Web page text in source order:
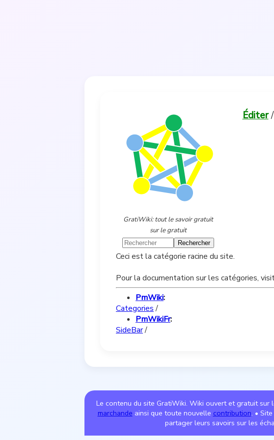
GratiWiki: tout le savoir gratuit
sur le gratuit
Éditer/
Ceci est la catégorie racine du site.
Pour la documentation sur les catégories,
PmWiki:
Categories/
PmWikiFr:
SideBar/
Le contenu du site GratiWiki. Wiki ouvert et gratuit
marchande ainsi que toute nouvelle contribution. •
partager leurs savoirs sur les